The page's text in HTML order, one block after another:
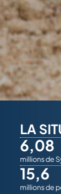
LA
6,08
millions de
15,6
millions de